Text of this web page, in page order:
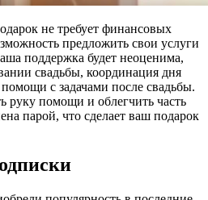
не требует финансовых
предложить свои услуги
поддержка будет неоценима,
свадьбы, координация дня
с задачами после свадьбы.
руку помощи и облегчить часть
парой, что сделает ваш подарок